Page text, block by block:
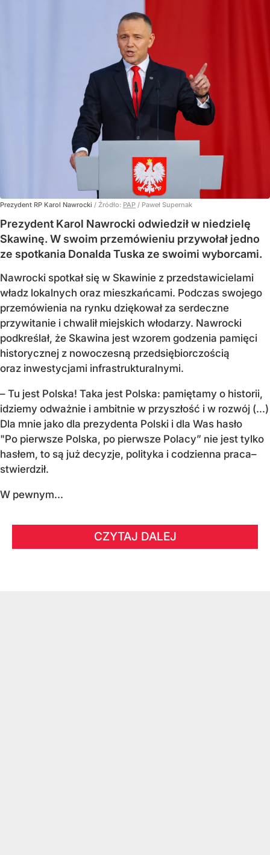
Prezydent RP Karol Nawrocki / Źródło: PAP / Paweł Supernak
Prezydent Karol Nawrocki odwiedził w niedzielę
Skawinę. W swoim przemówieniu przywołał jedno
ze spotkania Donalda Tuska ze swoimi wyborcami.
Nawrocki spotkał się w Skawinie z przedstawicielami
władz lokalnych oraz mieszkańcami. Podczas swojego
przemówienia na rynku dziękował za serdeczne
przywitanie i chwalił miejskich włodarzy. Nawrocki
podkreślał, że Skawina jest wzorem godzenia pamięci
historycznej z nowoczesną przedsiębiorczością
oraz inwestycjami infrastrukturalnymi.
– Tu jest Polska! Taka jest Polska: pamiętamy o historii,
idziemy odważnie i ambitnie w przyszłość i w rozwój (...)
Dla mnie jako dla prezydenta Polski i dla Was hasło
"Po pierwsze Polska, po pierwsze Polacy” nie jest tylko
hasłem, to są już decyzje, polityka i codzienna praca–
stwierdził.
W pewnym...
CZYTAJ DALEJ